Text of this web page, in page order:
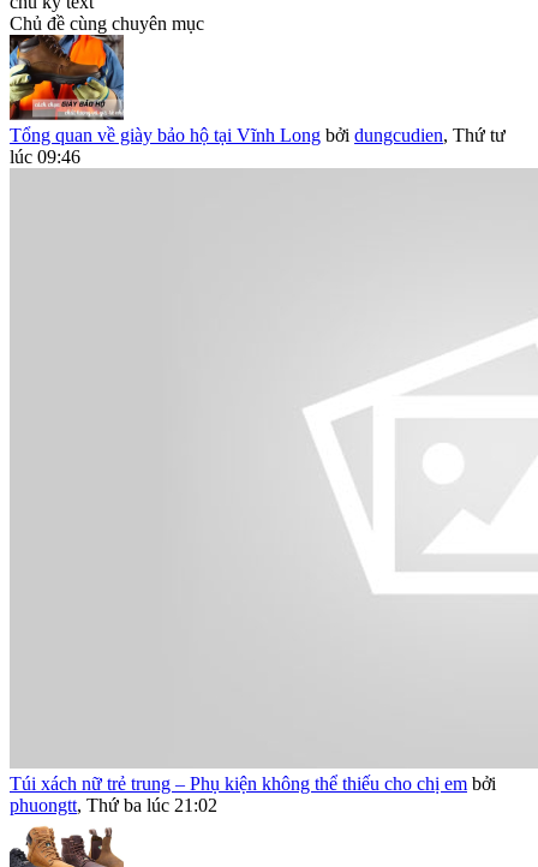
Chủ đề cùng chuyên mục
Tổng quan về giày bảo hộ tại Vĩnh Long bởi dungcudien, Thứ tư
lúc 09:46
Túi xách nữ trẻ trung – Phụ kiện không thể thiếu cho chị em bởi
phuongtt, Thứ ba lúc 21:02